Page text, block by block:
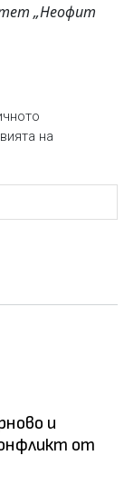
„Неофит
на
и
от